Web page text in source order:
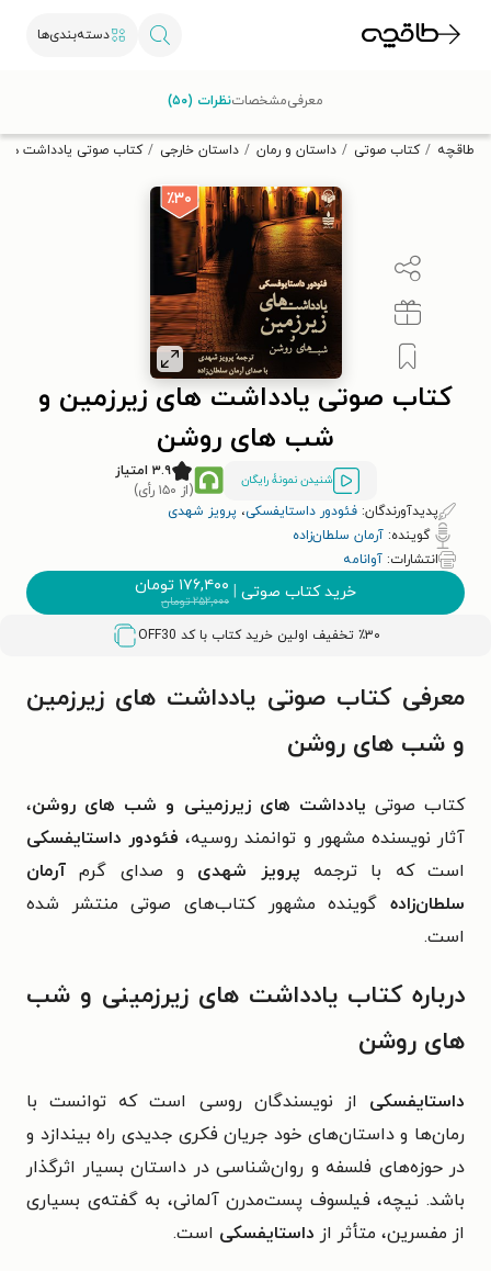
دسته‌بندی‌ها
تخفیف از طاقچه دریافت کن.
طاقچه کتاب صوتی داستان و رمان داستان خارجی کتاب صوتی یادداشت
٪۳۰
کتاب صوتی یادداشت های زیرزمین و
شب های روشن
شنیدن نمونۀ رایگان
۳.۹ امتیاز
(از ۱۵۰ رأی)
پدیدآورندگان: فئودور داستایفسکی، پرویز شهدی
گوینده: آرمان سلطان‌زاده
انتشارات: آوانامه
خرید کتاب صوتی | ۱۷۶,۴۰۰ تومان
۲۵۲,۰۰۰تومان
٪۳۰ تخفیف اولین خرید کتاب با کد OFF30
معرفیمشخصاتنظرات (۵۰)
معرفی کتاب صوتی یادداشت های زیرزمین
و شب های روشن
کتاب صوتی یادداشت های زیرزمینی و شب های روشن،
آثار نویسنده‌ مشهور و توانمند روسیه، فئودور داستایفسکی
است که با ترجمه پرویز شهدی و صدای گرم آرمان
سلطان‌زاده گوینده‌ مشهور کتاب‌های صوتی منتشر شده
است.
درباره کتاب یادداشت های زیرزمینی و شب
های روشن
داستایفسکی از نویسندگان روسی است که توانست با
رمان‌ها و داستان‌های خود جریان فکری جدیدی راه بیندازد و
در حوزه‌های فلسفه و روان‌شناسی در داستان بسیار اثرگذار
باشد. نیچه، فیلسوف پست‌مدرن آلمانی، به گفته‌ی بسیاری
از مفسرین، متأثر از داستایفسکی است.